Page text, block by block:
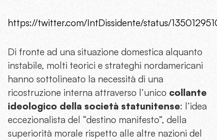
https://twitter.com/IntDissidente/status/
Di fronte ad una situazione domestica alquanto
instabile, molti teorici e strateghi nordamericani
hanno sottolineato la necessità di una
ricostruzione interna attraverso l’unico collante
ideologico della società statunitense: l’idea
eccezionalista del “destino manifesto”, della
superiorità morale rispetto alle altre nazioni del